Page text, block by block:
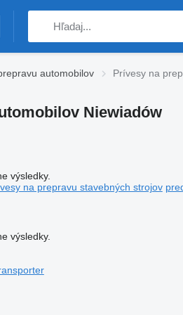
automobilov Prívesy na
Niewiadów
výsledky.
na prepravu stavebných strojov
výsledky.